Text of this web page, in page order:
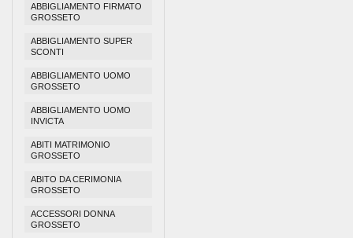
ABBIGLIAMENTO FIRMATO
GROSSETO
ABBIGLIAMENTO SUPER
SCONTI
ABBIGLIAMENTO UOMO
GROSSETO
ABBIGLIAMENTO UOMO
INVICTA
ABITI MATRIMONIO
GROSSETO
ABITO DA CERIMONIA
GROSSETO
ACCESSORI DONNA
GROSSETO